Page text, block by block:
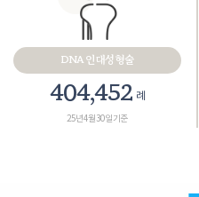
DNA 인대성형술
467,575례
25년 4월 30일 기준